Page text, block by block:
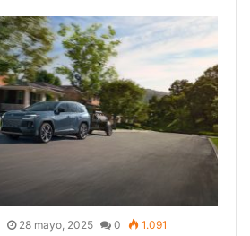
28 mayo, 2025 0 1.091